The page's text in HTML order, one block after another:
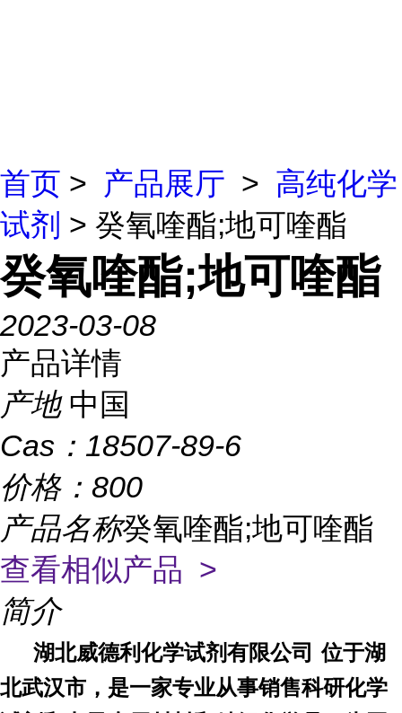
首页 > 产品展厅 > 高纯化学
试剂 > 癸氧喹酯;地可喹酯
癸氧喹酯;地可喹酯
2023-03-08
产品详情
产地 中国
Cas： 18507-89-6
价格： 800
产品名称癸氧喹酯;地可喹酯
查看相似产品 >
简介
湖北威德利化学试剂有限公司 位于湖
北武汉市，是一家专业从事销售科研化学